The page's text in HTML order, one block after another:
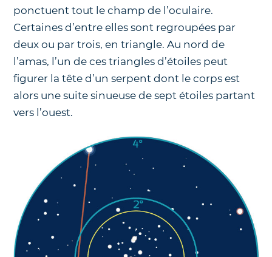
ponctuent tout le champ de l’oculaire.
Certaines d’entre elles sont regroupées par
deux ou par trois, en triangle. Au nord de
l’amas, l’un de ces triangles d’étoiles peut
figurer la tête d’un serpent dont le corps est
alors une suite sinueuse de sept étoiles partant
vers l’ouest.